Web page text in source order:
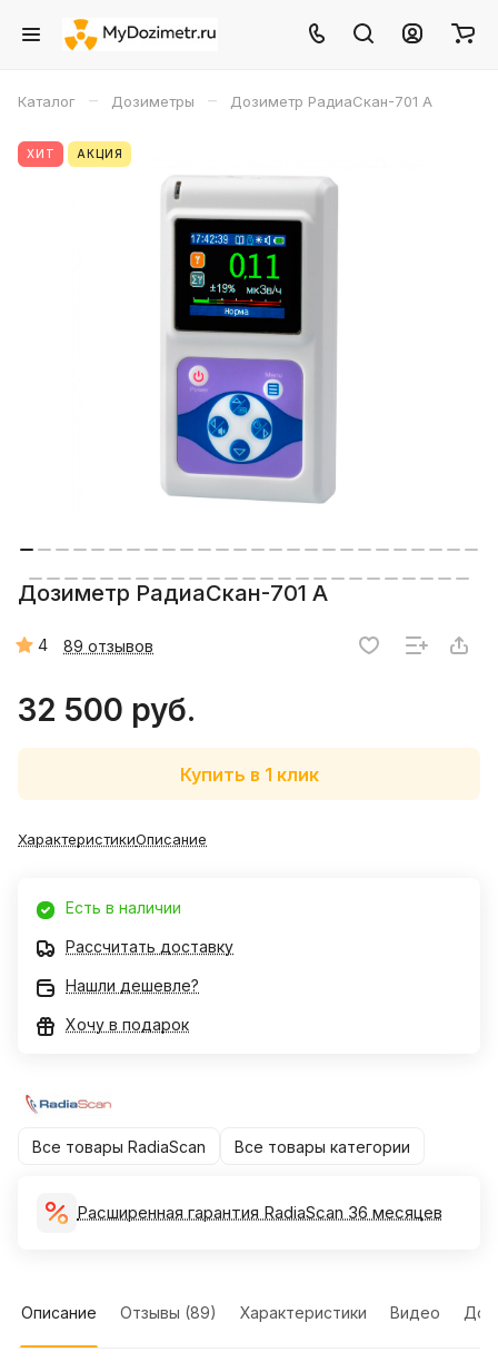
Каталог – Дозиметры – Дозиметр РадиаСкан-701 А
ХИТ АКЦИЯ
Дозиметр РадиаСкан-701 А
4 89 отзывов
32 500 руб.
Купить в 1 клик
ХарактеристикиОписание
Есть в наличии
Рассчитать доставку
Нашли дешевле?
Хочу в подарок
Все товары RadiaScan Все товары категории
Расширенная гарантия RadiaScan 36 месяцев
Описание Отзывы (89) Характеристики Видео